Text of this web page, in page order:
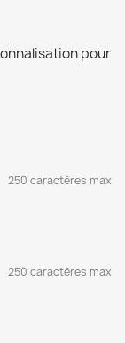
pour
250 caractères max
250 caractères max